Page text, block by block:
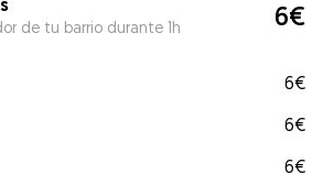
de tu barrio durante 1h 6€
6€
6€
6€